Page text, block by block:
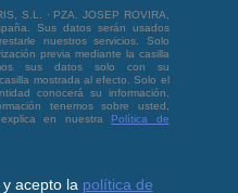
S.L. · PZA. JOSEP ROVIRA,
Sus datos serán usados
nuestros servicios. Solo
previa mediante la casilla
sus datos solo con su
mostrada al efecto. Solo el
conocerá su información.
tenemos sobre usted,
en nuestra Política de
acepto la política de